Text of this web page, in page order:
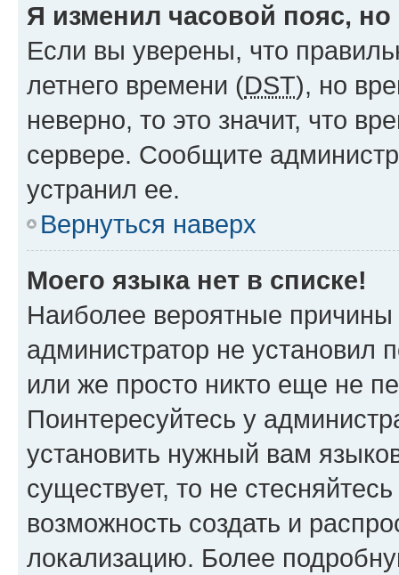
Я изменил часовой пояс,
Если вы уверены, что
летнего времени (DST), но
неверно, то это значит, что
сервере. Сообщите
устранил ее.
Вернуться наверх
Моего языка нет в списке!
Наиболее вероятные причины
администратор не установил
или же просто никто еще не
Поинтересуйтесь у
установить нужный вам
существует, то не
возможность создать и
локализацию. Более